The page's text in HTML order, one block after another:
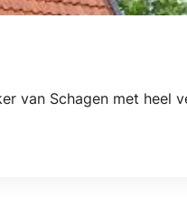
van Schagen met